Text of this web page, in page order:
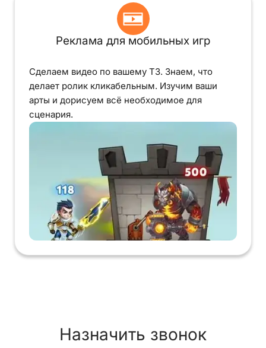
Реклама для мобильных игр
Сделаем видео по вашему ТЗ. Знаем, что
делает ролик кликабельным. Изучим ваши
арты и дорисуем всё необходимое для
сценария.
Назначить звонок